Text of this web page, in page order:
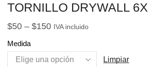
TORNILLO DRYWALL 6X
$50 – $150 IVA incluido
Medida
Limpiar